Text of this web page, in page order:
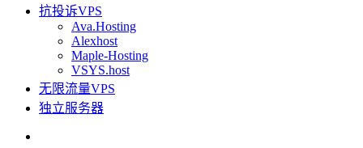
抗投诉VPS
Ava.Hosting
Alexhost
Maple-Hosting
VSYS.host
无限流量VPS
独立服务器